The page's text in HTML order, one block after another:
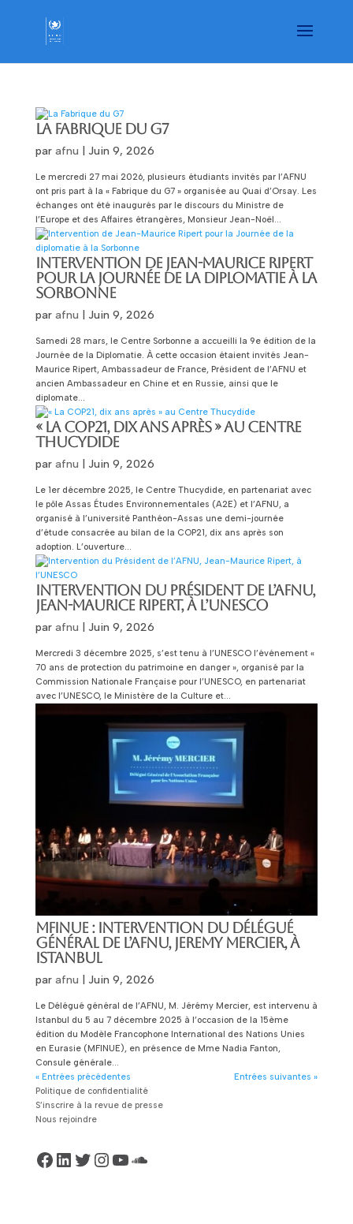
LA FABRIQUE DU G7
par afnu Juin 9, 2026
Le mercredi 27 mai 2026, plusieurs étudiants invités par l’AFNU
ont pris part à la « Fabrique du G7 » organisée au Quai d’Orsay. Les
échanges ont été inaugurés par le discours du Ministre de
l’Europe et des Affaires étrangères, Monsieur Jean-Noël...
INTERVENTION DE JEAN-MAURICE RIPERT
POUR LA JOURNÉE DE LA DIPLOMATIE À LA
SORBONNE
par afnu Juin 9, 2026
Samedi 28 mars, le Centre Sorbonne a accueilli la 9e édition de la
Journée de la Diplomatie. À cette occasion étaient invités Jean-
Maurice Ripert, Ambassadeur de France, Président de l’AFNU et
ancien Ambassadeur en Chine et en Russie, ainsi que le
diplomate...
« LA COP21, DIX ANS APRÈS » AU CENTRE
THUCYDIDE
par afnu Juin 9, 2026
Le 1er décembre 2025, le Centre Thucydide, en partenariat avec
le pôle Assas Études Environnementales (A2E) et l’AFNU, a
organisé à l’université Panthéon-Assas une demi-journée
d’étude consacrée au bilan de la COP21, dix ans après son
adoption. L’ouverture...
INTERVENTION DU PRÉSIDENT DE L’AFNU,
JEAN-MAURICE RIPERT, À L’UNESCO
par afnu Juin 9, 2026
Mercredi 3 décembre 2025, s’est tenu à l’UNESCO l’événement «
70 ans de protection du patrimoine en danger », organisé par la
Commission Nationale Française pour l’UNESCO, en partenariat
avec l’UNESCO, le Ministère de la Culture et...
MFINUE : INTERVENTION DU DÉLÉGUÉ
GÉNÉRAL DE L’AFNU, JEREMY MERCIER, À
ISTANBUL
par afnu Juin 9, 2026
Le Délégué général de l’AFNU, M. Jérémy Mercier, est intervenu à
Istanbul du 5 au 7 décembre 2025 à l’occasion de la 15ème
édition du Modèle Francophone International des Nations Unies
en Eurasie (MFINUE), en présence de Mme Nadia Fanton,
Consule générale...
« Entrées précédentes
Entrées suivantes »
Politique de confidentialité
S’inscrire à la revue de presse
Nous rejoindre
Facebook
LinkedIn
Twitter
Instagram
YouTube
SoundCloud